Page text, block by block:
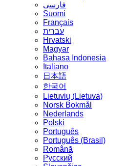
فارسی
Suomi
Français
עברית
Hrvatski
Magyar
Bahasa Indonesia
Italiano
日本語
한국어
Lietuvių (Lietuva)
‪Norsk Bokmål‬
Nederlands
Polski
Português
Português (Brasil)
Română
Русский